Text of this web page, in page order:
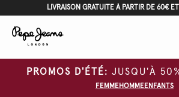
LIVRAISON GRATUITE À PARTIR DE 60€
PROMOS D'ÉTÉ: JUSQU'À
FEMMEHOMMEENFANTS